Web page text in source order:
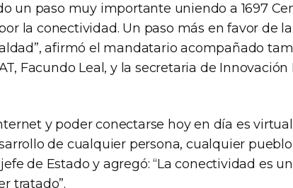
un paso muy importante uniendo a 1697
la conectividad. Un paso más en favor de
afirmó el mandatario acompañado
Facundo Leal, y la secretaria de
y poder conectarse hoy en día es
de cualquier persona, cualquier
de Estado y agregó: “La conectividad es
tratado”.